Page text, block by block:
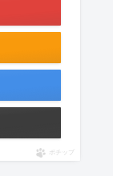
ポチップ